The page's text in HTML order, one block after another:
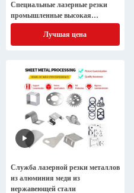
Специальные лазерные резки
промышленные высокая
точность
Лучшая цена
Служба лазерной резки металлов
из алюминия меди из
нержавеющей стали